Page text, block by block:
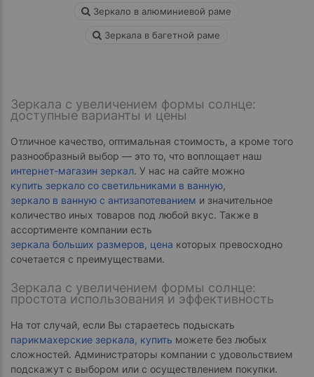
Зеркало в алюминиевой раме
Зеркала в багетной раме
Зеркала с увеличением формы солнце:
доступные варианты и цены
Отличное качество, оптимальная стоимость, а кроме того
разнообразный выбор — это то, что воплощает наш
интернет-магазин зеркал. У нас на сайте можно
купить зеркало со светильниками в ванную,
зеркало в ванную с антизапотеванием и значительное
количество иных товаров под любой вкус. Также в
ассортименте компании есть
зеркала больших размеров, цена которых превосходно
сочетается с преимуществами.
Зеркала с увеличением формы солнце:
простота использования и эффективность
На тот случай, если Вы стараетесь подыскать
парикмахерские зеркала, купить можете без любых
сложностей. Администраторы компании с удовольствием
подскажут с выбором или с осуществлением покупки.